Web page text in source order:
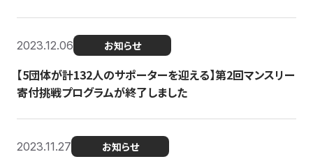
2023.12.06 お知らせ
【5団体が計132人のサポーターを迎える】第2回マンスリー
寄付挑戦プログラムが終了しました
2023.11.27 お知らせ